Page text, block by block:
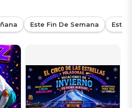
Este Fin De Semana Esta